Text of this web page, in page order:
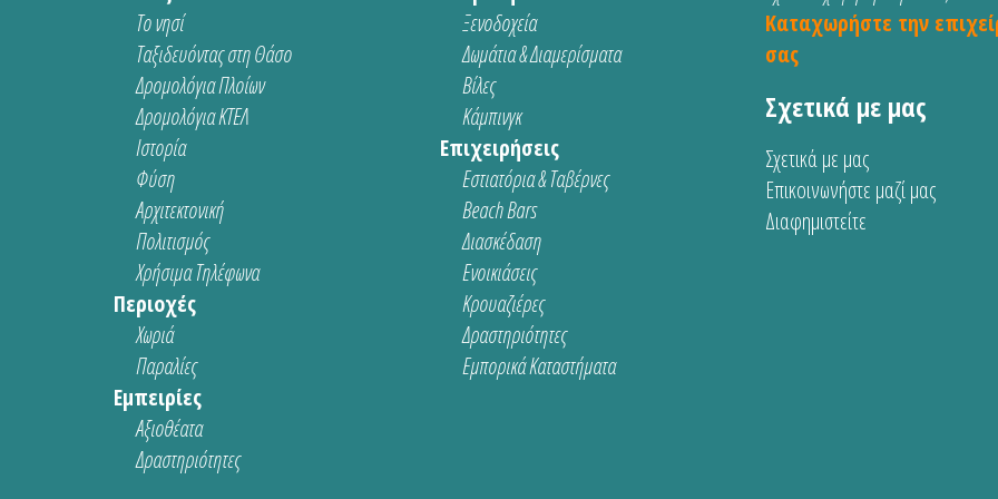
Το νησί
Ταξιδευόντας στη Θάσο
Δρομολόγια Πλοίων
Δρομολόγια ΚΤΕΛ
Ιστορία
Φύση
Αρχιτεκτονική
Πολιτισμός
Χρήσιμα Τηλέφωνα
Περιοχές
Χωριά
Παραλίες
Εμπειρίες
Αξιοθέατα
Δραστηριότητες
Ξενοδοχεία
Δωμάτια & Διαμερίσματα
Βίλες
Κάμπινγκ
Επιχειρήσεις
Εστιατόρια & Ταβέρνες
Beach Bars
Διασκέδαση
Ενοικιάσεις
Κρουαζιέρες
Δραστηριότητες
Εμπορικά Καταστήματα
Καταχωρήστε την
σας
Σχετικά με μας
Σχετικά με μας
Επικοινωνήστε μαζί μας
Διαφημιστείτε